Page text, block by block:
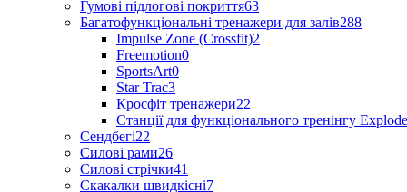
Гумові підлогові покриття63
Багатофункціональні тренажери для залів288
Impulse Zone (Crossfit)2
Freemotion0
SportsArt0
Star Trac3
Кросфіт тренажери22
Станції для функціонального тренінгу Explode
Сендбегі22
Силові рами26
Силові стрічки41
Скакалки швидкісні7